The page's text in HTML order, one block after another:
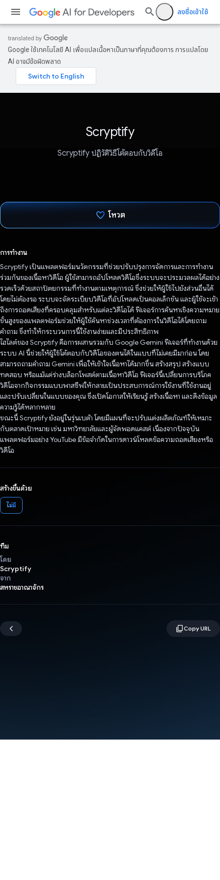
ลงชื่อเข้าใช้
Google ใช้เทคโนโลยี AI เพื่อแปลเนื้อหาเป็นภาษาที่คุณต้องการ การแปลโดย
AI อาจมีข้อผิดพลาด
Scryptify
Scryptify ปฏิวัติวิธีโต้ตอบกับวิดีโอ
โหวต
การทำงาน
Scryptify เป็นแพลตฟอร์มนวัตกรรมที่ช่วยปรับปรุงการจัดการและการทำงาน
ร่วมกันของเนื้อหาวิดีโอ ผู้ใช้สามารถอัปโหลดวิดีโอซึ่งระบบจะประมวลผลได้อย่าง
รวดเร็วด้วยสถาปัตยกรรมที่ทำงานตามเหตุการณ์ ซึ่งช่วยให้ผู้ใช้ไปยังส่วนอื่นได้
โดยไม่ต้องรอ ระบบจะจัดระเบียบวิดีโอที่อัปโหลดเป็นคอลเล็กชัน และผู้ใช้จะเข้า
ถึงการถอดเสียงที่ครอบคลุมสำหรับแต่ละวิดีโอได้ ฟีเจอร์การค้นหาเชิงความหมาย
ขั้นสูงของแพลตฟอร์มช่วยให้ผู้ใช้ค้นหาช่วงเวลาที่ต้องการในวิดีโอได้โดยถาม
คำถาม ซึ่งทำให้กระบวนการนี้ใช้งานง่ายและมีประสิทธิภาพ
ไฮไลต์ของ Scryptify คือการผสานรวมกับ Google Gemini ฟีเจอร์ที่ทำงานด้วย
ระบบ AI นี้ช่วยให้ผู้ใช้โต้ตอบกับวิดีโอของตนได้ในแบบที่ไม่เคยมีมาก่อน โดย
สามารถถามคำถาม Gemini เพื่อให้เข้าใจเนื้อหาได้มากขึ้น สร้างสรุป สร้างแบบ
ทดสอบ หรือแม้แต่ร่างบล็อกโพสต์ตามเนื้อหาวิดีโอ ฟีเจอร์นี้เปลี่ยนการบริโภค
วิดีโอจากกิจกรรมแบบพาสซีฟให้กลายเป็นประสบการณ์การใช้งานที่ใช้งานอยู่
และปรับเปลี่ยนในแบบของคุณ ซึ่งเปิดโอกาสให้เรียนรู้ สร้างเนื้อหา และดึงข้อมูล
ความรู้ได้หลากหลาย
ขณะนี้ Scryptify ยังอยู่ในรุ่นเบต้า โดยมีแผนที่จะปรับแต่งผลิตภัณฑ์ให้เหมาะ
กับตลาดเป้าหมาย เช่น มหาวิทยาลัยและผู้จัดพอดแคสต์ เนื่องจากปัจจุบัน
แพลตฟอร์มอย่าง YouTube มีข้อจำกัดในการดาวน์โหลดข้อความถอดเสียงหรือ
วิดีโอ
สร้างขึ้นด้วย
ไม่มี
ทีม
โดย
Scryptify
จาก
สหราชอาณาจักร